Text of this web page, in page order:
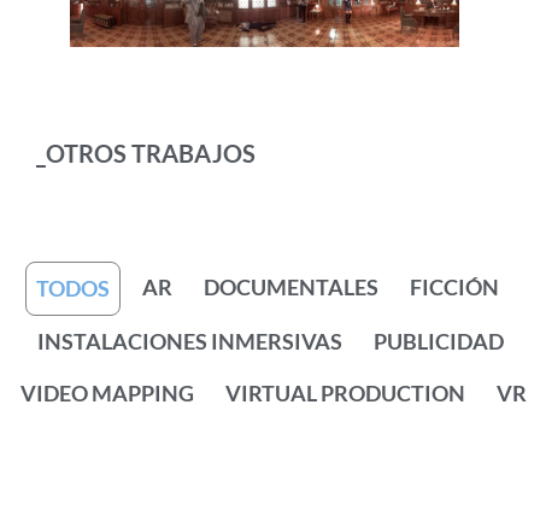
_OTROS TRABAJOS
TODOS AR DOCUMENTALES FICCIÓN
INSTALACIONES INMERSIVAS
PUBLICIDAD
VIDEO MAPPING
VIRTUAL PRODUCTION VR